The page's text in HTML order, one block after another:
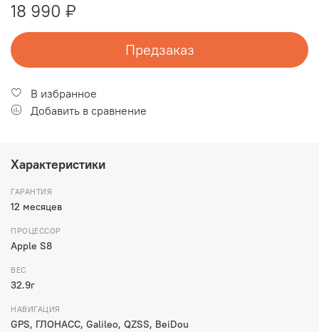
18 990 ₽
Предзаказ
В избранное
Добавить в сравнение
Характеристики
ГАРАНТИЯ
12 месяцев
ПРОЦЕССОР
Apple S8
ВЕС
32.9г
НАВИГАЦИЯ
GPS, ГЛОНАСС, Galileo, QZSS, BeiDou